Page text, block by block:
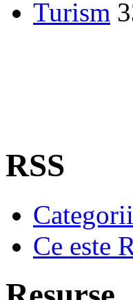
Turism
RSS
Ce este